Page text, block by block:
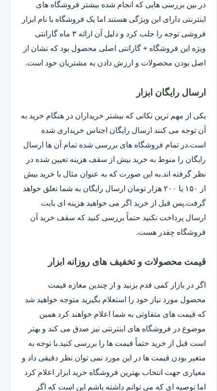
در بین بررسی هایی که انجام شده بیشتر فروشگاه های
اینترنتی دارای این ویژگی هستند اما یک فروشگاه با نام ابزار
فروشی توجه را جلب کرد و دلیل آن ارائه ۳ ماه گارانتی
ویژه این فروشگاه + گارانتی اصلی محصول بود که نشان از
اصل بودن محصولات و ارزش دادن به مشتریان خود است.
ارسال رایگان ابزار
یکی از مهم ترین نکاتی که بیشتر خریداران در هنگام خرید به
آن توجه می کنند ارسال رایگان اجناس خریداری شده
است.در تمام فروشگاه های بررسی شده تمام آن ها ارسال
رایگان را منوط به خرید بیش از سقف هزینه تعیین شده در
نظر گرفته اند.به این صورت که به عنوان مثال با خرید بیش
از ۱۵۰ یا ۲۰۰ هزار تومان ارسال رایگان به شما تعلق خواهد
گرفت.پس قبل از خرید اگر می خواهید هزینه ای بابت
ارسال پرداخت نکنید حتماً بررسی کنید که سقف خرید آن
فروشگاه چقدر هست.
قیمت محصولات و تخفیف های روزانه ابزار
اگر در بازار کمی قدم بزنید و از چندین مغازه قیمت
محصول مورد نیاز خود را استعلام بگیرید متوجه خواهید شد
که قیمت های متفاوتی به شما اعلام خواهند کرد همین
موضوع در فروشگاه های اینترنتی نیز صدق می کند و بهتر
است قبل از خرید حتماً قیمت ها را بررسی کنید.با توجه به
متغیر بودن قیمت ها در این مورد نمی توان نظر دقیقی داد و
معیاری جهت انتخاب بهترین فروشگاه خرید ابزار اعلام کرد
اما توصیه ای که می توانم داشته باشم این است که اگر